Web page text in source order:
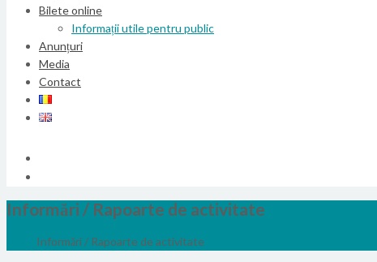
Bilete online
Informații utile pentru public
Anunțuri
Media
Contact
Informări / Rapoarte de activitate
Informări / Rapoarte de activitate